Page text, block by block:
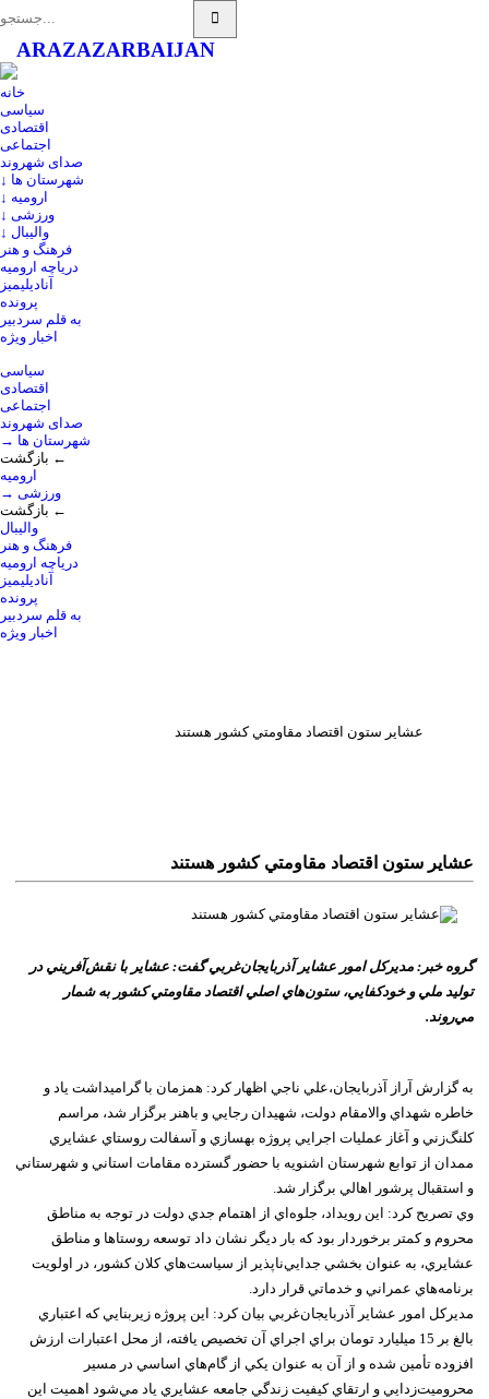
ARAZAZARBAIJAN
خانه
سیاسی
اقتصادی
اجتماعی
صدای شهروند
↓ شهرستان ها
↓ ارومیه
↓ ورزشی
↓ والیبال
فرهنگ و هنر
دریاچه ارومیه
آنادیلیمیز
پرونده
به قلم سردبیر
اخبار ویژه
سیاسی
اقتصادی
اجتماعی
صدای شهروند
→ شهرستان ها
بازگشت ←
ارومیه
→ ورزشی
بازگشت ←
والیبال
فرهنگ و هنر
دریاچه ارومیه
آنادیلیمیز
پرونده
به قلم سردبیر
اخبار ویژه
عشاير ستون اقتصاد مقاومتي کشور هستند
عشاير ستون اقتصاد مقاومتي کشور هستند
گروه خبر: مديرکل امور عشاير آذربايجان‌غربي گفت: عشاير با نقش‌آفريني در
توليد ملي و خودکفايي، ستون‌هاي اصلي اقتصاد مقاومتي کشور به شمار
مي‌روند.
به گزارش آراز آذربايجان،علي ناجي اظهار کرد: همزمان با گراميداشت ياد و
خاطره شهداي والامقام دولت، شهيدان رجايي و باهنر برگزار شد، مراسم
کلنگ‌زني و آغاز عمليات اجرايي پروژه بهسازي و آسفالت روستاي عشايري
ممدان از توابع شهرستان اشنويه با حضور گسترده مقامات استاني و شهرستاني
و استقبال پرشور اهالي برگزار شد.
وي تصريح کرد: اين رويداد، جلوه‌اي از اهتمام جدي دولت در توجه به مناطق
محروم و کمتر برخوردار بود که بار ديگر نشان داد توسعه روستاها و مناطق
عشايري، به عنوان بخشي جدايي‌ناپذير از سياست‌هاي کلان کشور، در اولويت
برنامه‌هاي عمراني و خدماتي قرار دارد.
مديرکل امور عشاير آذربايجان‌غربي بيان کرد: اين پروژه زيربنايي که اعتباري
بالغ بر 15 ميليارد تومان براي اجراي آن تخصيص يافته، از محل اعتبارات ارزش
افزوده تأمين شده و از آن به عنوان يکي از گام‌هاي اساسي در مسير
محروميت‌زدايي و ارتقاي کيفيت زندگي جامعه عشايري ياد مي‌شود اهميت اين